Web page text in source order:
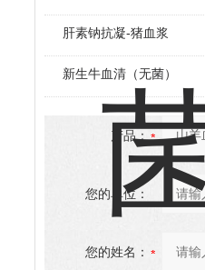
肝素钠抗凝-猪血浆
新生牛血清（无菌）
产品：
您的单位：
您的姓名：